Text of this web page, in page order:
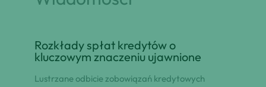
Rozkłady spłat kredytów o
kluczowym znaczeniu ujawnione
Lustrzane odbicie zobowiązań kredytowych